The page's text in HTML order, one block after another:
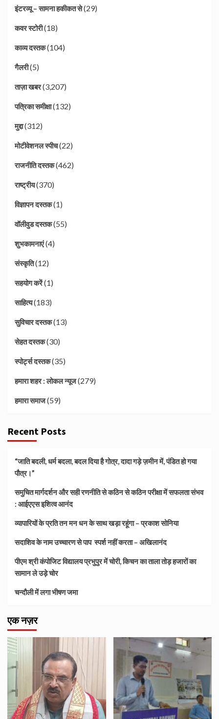
इंटरव्यू – सामना हकीकत से(29)
कवर स्टोरी(18)
काव्य दस्तक(104)
गैलरी(5)
ताज़ा खबर(3,207)
पत्रिका समीक्षा(132)
मुद्दा(312)
मोटीवेशनल स्पीच(22)
राजनीति दस्तक(462)
राष्ट्रीय(370)
विज्ञापन दस्तक(1)
वॉलीवुड दस्तक(55)
शुभकामनाएं(4)
संस्कृति(12)
सहयोग करें(1)
साहित्य(183)
सुविचार दस्तक(13)
सेहत दस्तक(30)
स्पोर्ट्स दस्तक(35)
हमारा शहर : लोकल न्यूज(279)
हमारा समाज(59)
Recent Posts
“जाति बदली, धर्म बदला, बदल दिया है गोत्र, दादा गड़े ज़मीन में, पंडित हो गया
पौत्र।”
समुचित मार्गदर्शन और सही रणनीति से कठिन से कठिन परीक्षा में सफलता संभव
: आईएएस इशित्व आनंद
व्यापारियों के प्रति तन मन धन के साथ खड़ा रहूंगा – प्रकाश सोनिया
सदाशिव के नाम उच्चारण से पाप स्पर्श नहीं करता – अखिलानंद
पीएम श्री कंपोजिट विद्यालय प्रभुपुर में चोरी, किचन का ताला तोड़ हजारों का
सामान ले उड़े चोर
चन्दौली में लगा भीषण जमा
एक नज़र